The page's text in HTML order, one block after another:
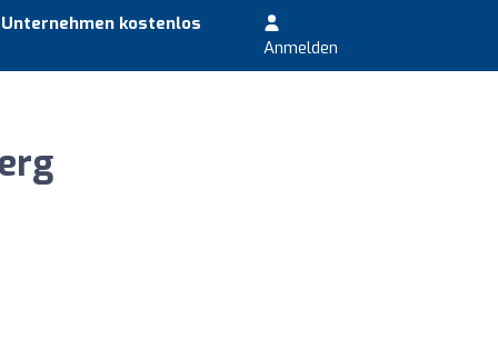
Unternehmen kostenlos
Anmelden